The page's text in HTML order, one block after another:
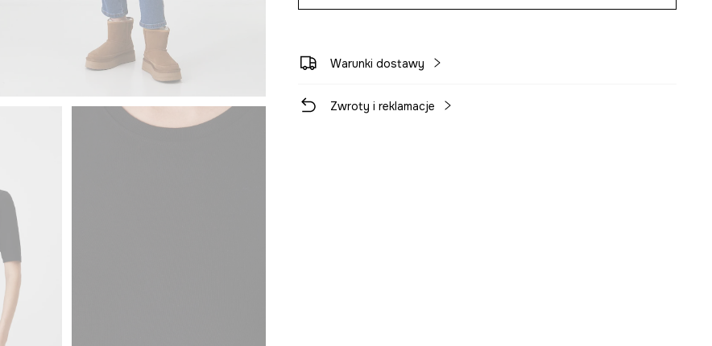
Warunki dostawy
Zwroty i reklamacje